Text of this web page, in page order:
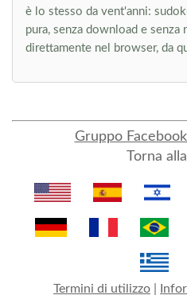
è lo stesso da vent'anni:
pura, senza download e senza
direttamente nel browser, da
Gruppo
Torna
Termini di utilizzo